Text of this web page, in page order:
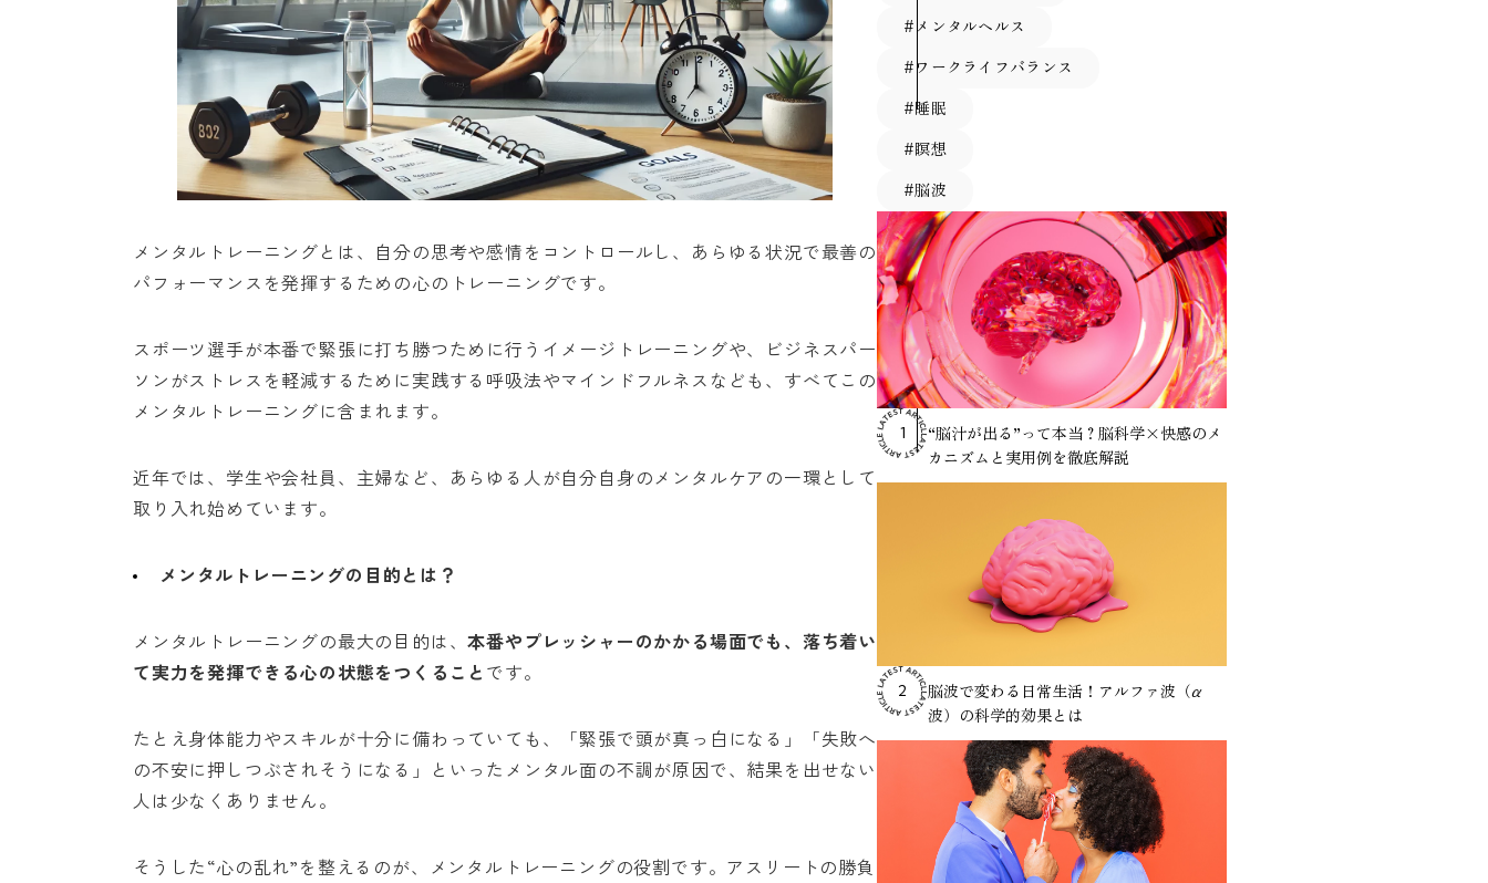
メンタルトレーニングとは、自分の思考や感情をコントロールし、あらゆる状況で最善の
パフォーマンスを発揮するための心のトレーニングです。
スポーツ選手が本番で緊張に打ち勝つために行うイメージトレーニングや、ビジネスパー
ソンがストレスを軽減するために実践する呼吸法やマインドフルネスなども、すべてこの
メンタルトレーニングに含まれます。
近年では、学生や会社員、主婦など、あらゆる人が自分自身のメンタルケアの一環として
取り入れ始めています。
メンタルトレーニングの目的とは？
メンタルトレーニングの最大の目的は、本番やプレッシャーのかかる場面でも、落ち着い
て実力を発揮できる心の状態をつくること です。
たとえ身体能力やスキルが十分に備わっていても、「緊張で頭が真っ白になる」「失敗へ
の不安に押しつぶされそうになる」といったメンタル面の不調が原因で、結果を出せない
人は少なくありません。
そうした“心の乱れ”を整えるのが、メンタルトレーニングの役割です。アスリートの勝負
#メンタルヘルス
#ワークライフバランス
#睡眠
#瞑想
#脳波
RANKING
1
“脳汁が出る”って本当？脳科学×快感のメ
カニズムと実用例を徹底解説
2
脳波で変わる日常生活！アルファ波（α
波）の科学的効果とは